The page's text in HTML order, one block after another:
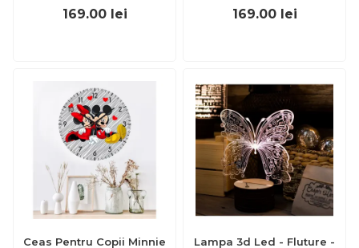
169.00 lei 169.00 lei
Ceas Pentru Copii Minnie
Lampa 3d Led - Fluture -